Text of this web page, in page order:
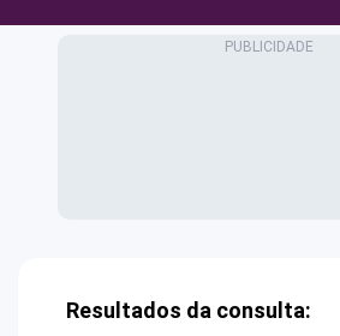
Resultados da consulta: